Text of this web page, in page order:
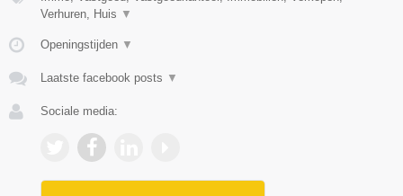
Verhuren, Huis ▼
Openingstijden ▼
Laatste facebook posts ▼
Sociale media: